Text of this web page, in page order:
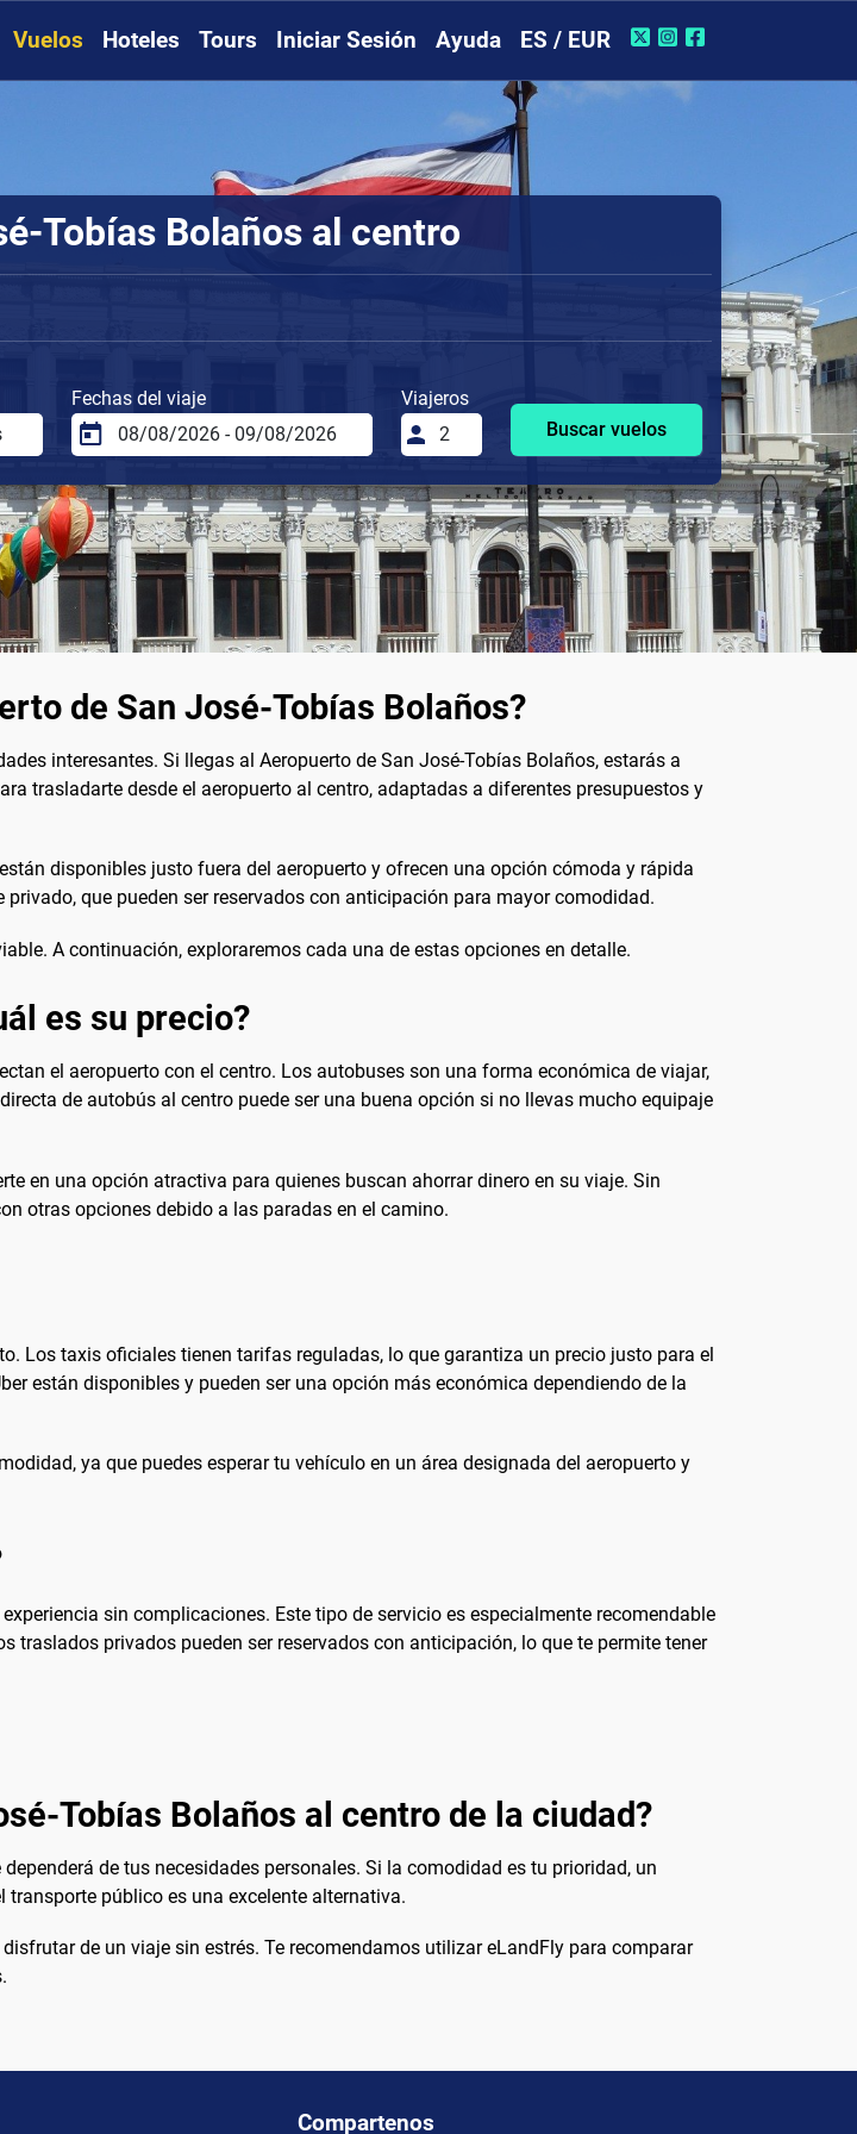
Vuelos Hoteles Tours Iniciar Sesión Ayuda ES / EUR
Tobías Bolaños al centro
Fechas del viaje
Viajeros
Buscar vuelos
de San José-Tobías Bolaños?
interesantes. Si llegas al Aeropuerto de San José-Tobías Bolaños, estarás a
trasladarte desde el aeropuerto al centro, adaptadas a diferentes presupuestos y
disponibles justo fuera del aeropuerto y ofrecen una opción cómoda y rápida
que pueden ser reservados con anticipación para mayor comodidad.
A continuación, exploraremos cada una de estas opciones en detalle.
es su precio?
el aeropuerto con el centro. Los autobuses son una forma económica de viajar,
de autobús al centro puede ser una buena opción si no llevas mucho equipaje
en una opción atractiva para quienes buscan ahorrar dinero en su viaje. Sin
otras opciones debido a las paradas en el camino.
Los taxis oficiales tienen tarifas reguladas, lo que garantiza un precio justo para el
están disponibles y pueden ser una opción más económica dependiendo de la
ya que puedes esperar tu vehículo en un área designada del aeropuerto y
sin complicaciones. Este tipo de servicio es especialmente recomendable
privados pueden ser reservados con anticipación, lo que te permite tener
Tobías Bolaños al centro de la ciudad?
de tus necesidades personales. Si la comodidad es tu prioridad, un
público es una excelente alternativa.
de un viaje sin estrés. Te recomendamos utilizar eLandFly para comparar
Compartenos